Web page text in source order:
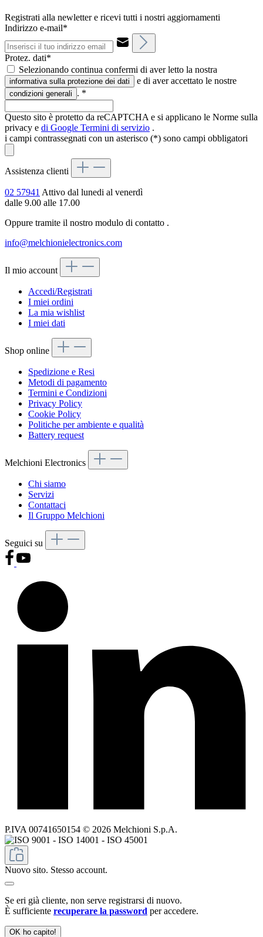
Registrati alla newletter e ricevi tutti i nostri aggiornamenti
Indirizzo e-mail*
Protez. dati*
Selezionando continua confermi di aver letto la nostra
informativa sulla protezione dei dati e di aver accettato le nostre
condizioni generali . *
Questo sito è protetto da reCAPTCHA e si applicano le Norme sulla
privacy e di Google Termini di servizio .
i campi contrassegnati con un asterisco (*) sono campi obbligatori
Assistenza clienti
02 57941 Attivo dal lunedi al venerdì
dalle 9.00 alle 17.00
Oppure tramite il nostro modulo di contatto .
info@melchionielectronics.com
Il mio account
Accedi/Registrati
I miei ordini
La mia wishlist
I miei dati
Shop online
Spedizione e Resi
Metodi di pagamento
Termini e Condizioni
Privacy Policy
Cookie Policy
Politiche per ambiente e qualità
Battery request
Melchioni Electronics
Chi siamo
Servizi
Contattaci
Il Gruppo Melchioni
Seguici su
P.IVA 00741650154 © 2026 Melchioni S.p.A.
Nuovo sito. Stesso account.
Se eri già cliente, non serve registrarsi di nuovo.
È sufficiente recuperare la password per accedere.
OK ho capito!